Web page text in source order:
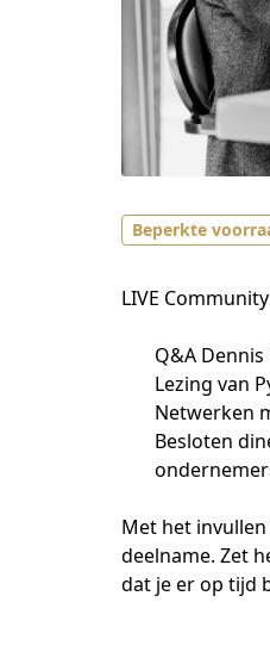
Beperkte
LIVE
Q&A
Lezing van
Netwerken
Besloten
Met het
deelname. Zet
dat je er op tijd